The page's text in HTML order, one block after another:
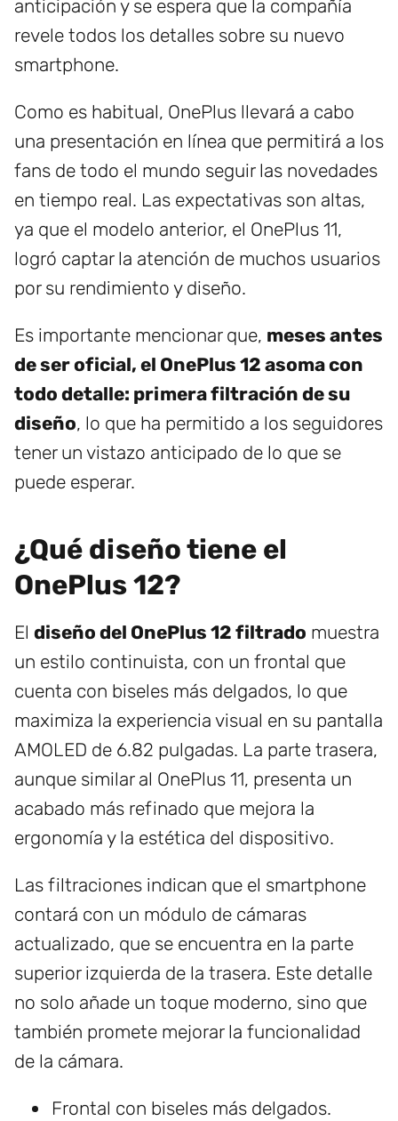
anticipación y se espera que la compañía
revele todos los detalles sobre su nuevo
smartphone.
Como es habitual, OnePlus llevará a cabo
una presentación en línea que permitirá a los
fans de todo el mundo seguir las novedades
en tiempo real. Las expectativas son altas,
ya que el modelo anterior, el OnePlus 11,
logró captar la atención de muchos usuarios
por su rendimiento y diseño.
Es importante mencionar que, meses antes
de ser oficial, el OnePlus 12 asoma con
todo detalle: primera filtración de su
diseño, lo que ha permitido a los seguidores
tener un vistazo anticipado de lo que se
puede esperar.
¿Qué diseño tiene el
OnePlus 12?
El diseño del OnePlus 12 filtrado muestra
un estilo continuista, con un frontal que
cuenta con biseles más delgados, lo que
maximiza la experiencia visual en su pantalla
AMOLED de 6.82 pulgadas. La parte trasera,
aunque similar al OnePlus 11, presenta un
acabado más refinado que mejora la
ergonomía y la estética del dispositivo.
Las filtraciones indican que el smartphone
contará con un módulo de cámaras
actualizado, que se encuentra en la parte
superior izquierda de la trasera. Este detalle
no solo añade un toque moderno, sino que
también promete mejorar la funcionalidad
de la cámara.
Frontal con biseles más delgados.